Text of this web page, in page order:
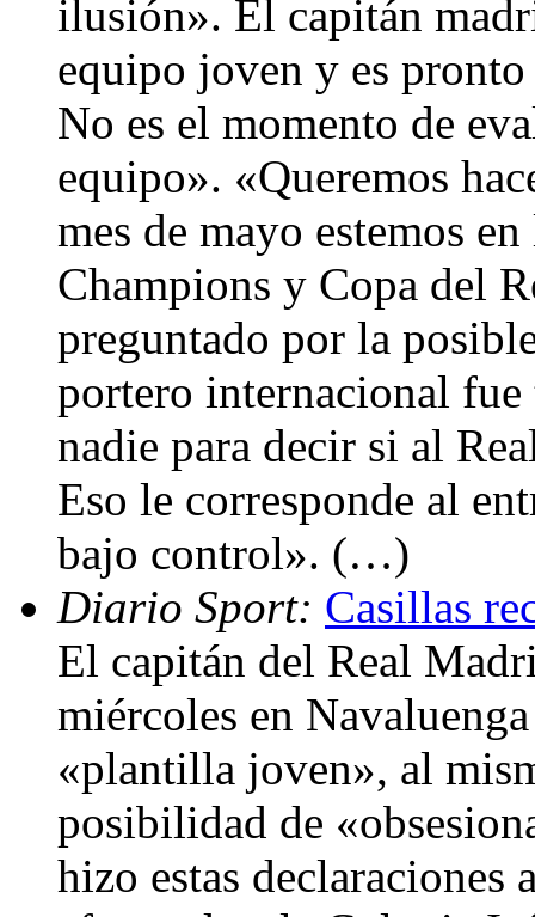
ilusión». El capitán
equipo joven y es pronto
No es el momento de
equipo». «Queremos
mes de mayo estemos
Champions y Copa del
preguntado por la
portero internacional fue
nadie para decir si al
Eso le corresponde al
bajo control». (…)
Diario Sport: Casillas
El capitán del Real
miércoles en
«plantilla joven», al
posibilidad de
hizo estas declaraciones